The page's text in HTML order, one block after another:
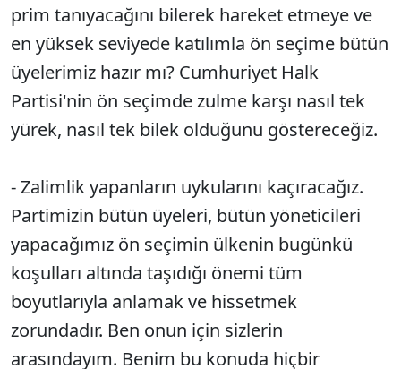
prim tanıyacağını bilerek hareket etmeye ve
en yüksek seviyede katılımla ön seçime bütün
üyelerimiz hazır mı? Cumhuriyet Halk
Partisi'nin ön seçimde zulme karşı nasıl tek
yürek, nasıl tek bilek olduğunu göstereceğiz.
- Zalimlik yapanların uykularını kaçıracağız.
Partimizin bütün üyeleri, bütün yöneticileri
yapacağımız ön seçimin ülkenin bugünkü
koşulları altında taşıdığı önemi tüm
boyutlarıyla anlamak ve hissetmek
zorundadır. Ben onun için sizlerin
arasındayım. Benim bu konuda hiçbir